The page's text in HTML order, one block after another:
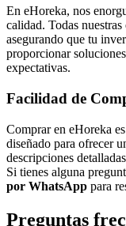
En eHoreka, nos
calidad. Todas
asegurando que tu
proporcionar
expectativas.
Facilidad de
Comprar en eHoreka
diseñado para ofrecer
descripciones
Si tienes alguna
por WhatsApp para
Preguntas